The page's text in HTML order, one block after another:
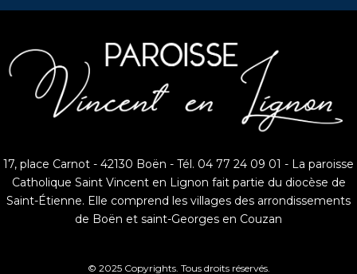
17, place Carnot - 42130 Boën - Tél. 04 77 24 09 01 - La paroisse
Catholique Saint Vincent en Lignon fait partie du diocèse de
Saint-Étienne. Elle comprend les villages des arrondissements
de Boën et saint-Georges en Couzan
© 2025 Copyrights. Tous droits réservés.